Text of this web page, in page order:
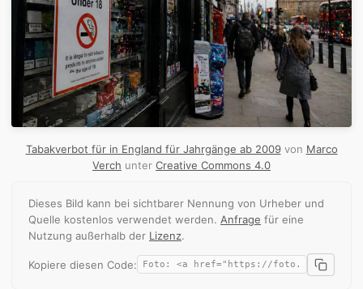
Tabakverbot für in England für Jahrgänge ab 2009von Marco
Verch unter Creative Commons 4.0
Dieses Bild kann bei sichtbarer Nennung von Urheber und
Quelle kostenlos verwendet werden. Anfrage für eine
Nutzung außerhalb der Lizenz.
Kopiere diesen Code: